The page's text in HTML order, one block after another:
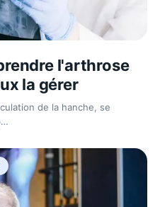
l'arthrose
la gérer
de la hanche, se
…